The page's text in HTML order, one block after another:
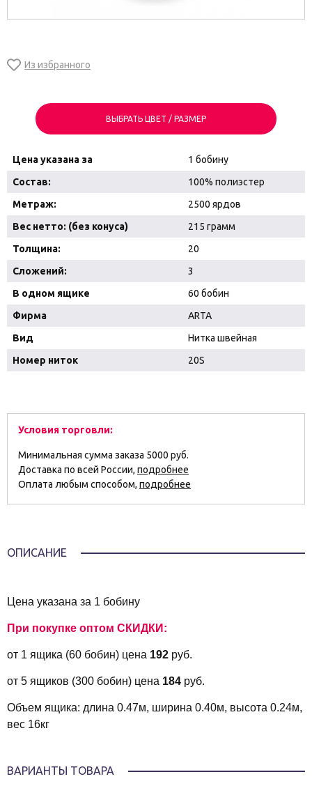
ВЫБРАТЬ ЦВЕТ / РАЗМЕР
Цена указана за
1 бобину
Состав:
100% полиэстер
Метраж:
2500 ярдов
Вес нетто: (без конуса)
215 грамм
Толщина:
20
Сложений:
3
В одном ящике
60 бобин
Фирма
ARTA
Вид
Нитка швейная
Номер ниток
20S
Условия торговли:
Минимальная сумма заказа 5000 руб.
Доставка по всей России, подробнее
Оплата любым способом, подробнее
ОПИСАНИЕ
Цена указана за 1 бобину
При покупке оптом СКИДКИ:
от 1 ящика (60 бобин) цена 192 руб.
от 5 ящиков (300 бобин) цена 184 руб.
Объем ящика: длина 0.47м, ширина 0.40м, высота 0.24м,
вес 16кг
ВАРИАНТЫ ТОВАРА